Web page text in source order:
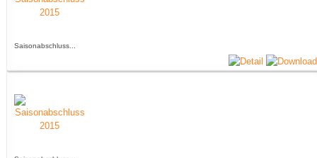
Saisonabschluss...